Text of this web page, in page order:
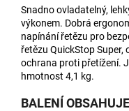
Snadno ovladatelný,
výkonem. Dobrá
napínání řetězu pro
řetězu QuickStop Super,
ochrana proti přetížení.
hmotnost 4,1 kg.
BALENÍ